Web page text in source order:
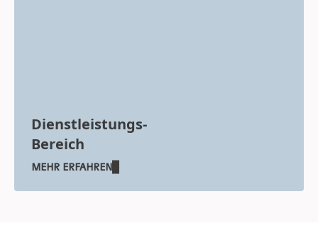
Dienstleistungs-
Bereich
MEHR ERFAHREN